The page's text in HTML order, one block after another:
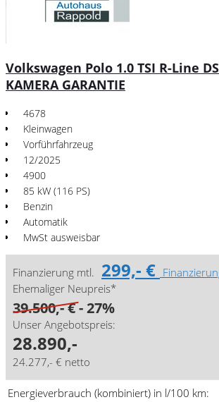
Volkswagen Polo 1.0 TSI R-Line
KAMERA GARANTIE
4678
Kleinwagen
Vorführfahrzeug
12/2025
4900
85 kW (116 PS)
Benzin
Automatik
MwSt ausweisbar
Finanzierung mtl. 299,- €
Ehemaliger Neupreis*
39.500,- €- 27%
Unser Angebotspreis:
28.890,-
24.277,- € netto
Energieverbrauch (kombiniert) in l/100 km: